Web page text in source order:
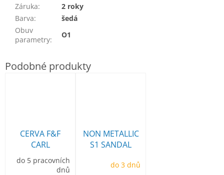
Záruka:
2 roky
Barva:
šedá
Obuv
parametry:
O1
CERVA F&F
CARL
montérkové
kalhoty do
do 5 pracovních
dnů
NON METALLIC
S1 SANDAL
do 3 dnů